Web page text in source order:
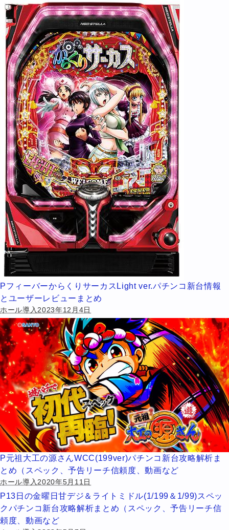
PフィーバーからくりサーカスLight ver.パチンコ新台情報
とユーザーレビューまとめ
ホール導入2023年12月4日
P元祖大工の源さんWCC(199ver)パチンコ新台攻略解析ま
とめ（スペック、予告リーチ信頼度、動画など
ホール導入2020年5月11日
P13日の金曜日甘デジ＆ライトミドル(1/199＆1/99)スペッ
クパチンコ新台攻略解析まとめ（スペック、予告リーチ信
頼度、動画など